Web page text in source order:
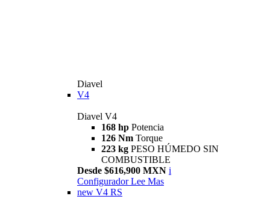
Diavel
V4
Diavel V4
168 hp Potencia
126 Nm Torque
223 kg PESO HÚMEDO SIN
COMBUSTIBLE
Desde $616,900 MXN i
Configurador Lee Mas
new V4 RS